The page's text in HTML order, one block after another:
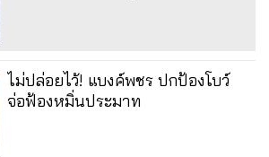
ไม่ปล่อยไว้! แบงค์พชร ปกป้องโบว์
จ่อฟ้องหมิ่นประมาท